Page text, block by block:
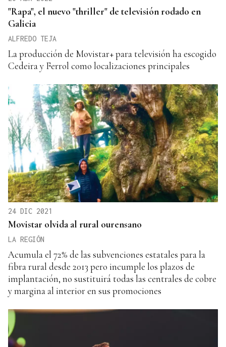
"Rapa", el nuevo "thriller" de televisión rodado en
Galicia
ALFREDO TEJA
La producción de Movistar+ para televisión ha escogido
Cedeira y Ferrol como localizaciones principales
24 DIC 2021
Movistar olvida al rural ourensano
LA REGIÓN
Acumula el 72% de las subvenciones estatales para la
fibra rural desde 2013 pero incumple los plazos de
implantación, no sustituirá todas las centrales de cobre
y margina al interior en sus promociones